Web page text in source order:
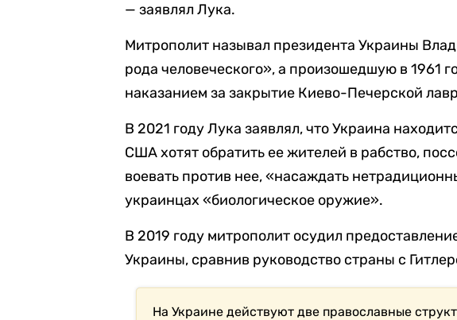
— заявлял Лука.
Митрополит называл президента Украины
рода человеческого», а произошедшую в 1961
наказанием за закрытие Киево-Печерской
В 2021 году Лука заявлял, что Украина
США хотят обратить ее жителей в рабство,
воевать против нее, «насаждать
украинцах «биологическое оружие».
В 2019 году митрополит осудил
Украины, сравнив руководство страны с
На Украине действуют две православные